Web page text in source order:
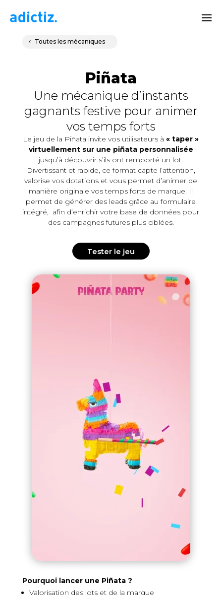
Toutes les mécaniques
Piñata
Une mécanique d’instants
gagnants festive pour animer
vos temps forts
Le jeu de la Piñata invite vos utilisateurs à« taper »
virtuellement sur une piñata personnalisée
jusqu’à découvrir s’ils ont remporté un lot.
Divertissant et rapide, ce format capte l’attention,
valorise vos dotations et vous permet d’animer de
manière originale vos temps forts de marque. Il
permet de générer des leads grâce au formulaire
intégré, afin d’enrichir votre base de données pour
des campagnes futures plus ciblées.
Tester le jeu
Pourquoi lancer une Piñata ?
Valorisation des lots et de la marque